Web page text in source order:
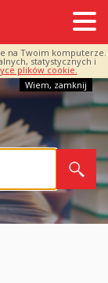
na Twoim komputerze.
statystycznych i
plików cookie.
Wiem, zamknij